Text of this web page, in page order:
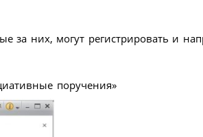
за них, могут регистрировать и
поручения»